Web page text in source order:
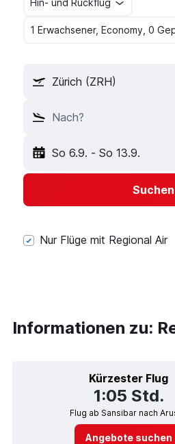
Hin- und Rückflug
1 Erwachsener, Economy, 0
Zürich (ZRH)
Nach?
So 6.9. - So 13.9.
Suchen
Nur Flüge mit Regional Air
Informationen zu:
Kürzester Flug
1:05 Std.
Flug ab Sansibar nach
Angebote suchen